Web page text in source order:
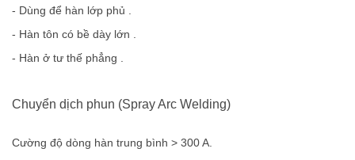
- Dùng để hàn lớp phủ .
- Hàn tôn có bề dày lớn .
- Hàn ở tư thế phẳng .
Chuyển dịch phun (Spray Arc Welding)
Cường độ dòng hàn trung bình > 300 A.